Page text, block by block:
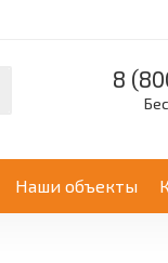
8
Наши объекты